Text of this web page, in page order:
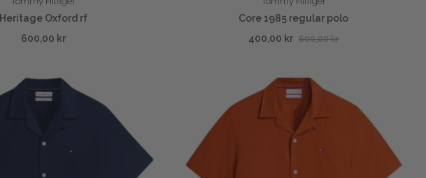
Heritage Oxford rf
600,00 kr
Core 1985 regular polo
400,00 kr 600,00 kr